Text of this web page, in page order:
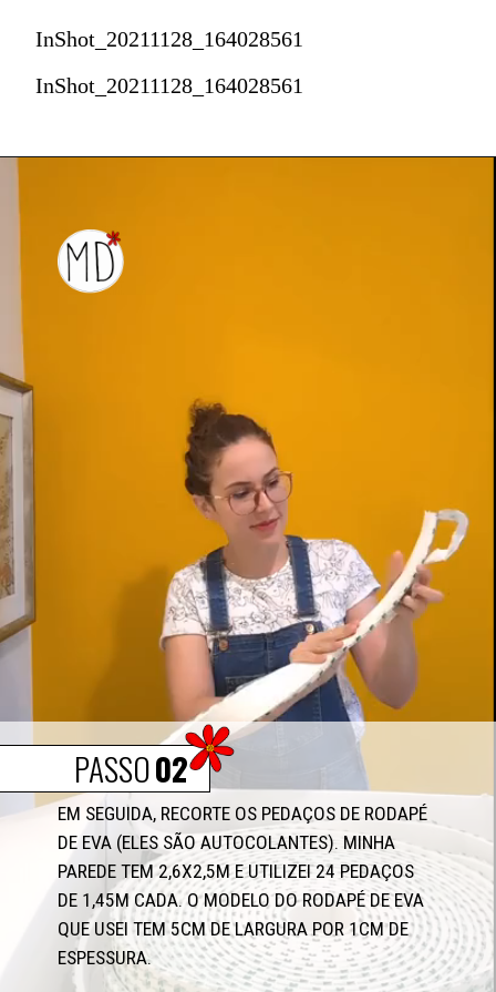
InShot_20211128_164028561
InShot_20211128_164028561
02
EM SEGUIDA, RECORTE OS PEDAÇOS DE RODAPÉ
DE EVA (ELES SÃO AUTOCOLANTES). MINHA
PAREDE TEM 2,6X2,5M E UTILIZEI 24 PEDAÇOS
DE 1,45M CADA. O MODELO DO RODAPÉ DE EVA
QUE USEI TEM 5CM DE LARGURA POR 1CM DE
ESPESSURA.
PASSO